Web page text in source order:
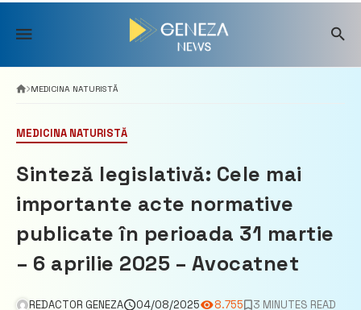
Skip
content
MEDICINA NATURISTĂ
MEDICINA NATURISTĂ
Sinteză legislativă: Cele mai
importante acte normative
publicate în perioada 31 martie
– 6 aprilie 2025 – Avocatnet
REDACTOR GENEZA 04/08/2025 8.755
3 MINUTES READ